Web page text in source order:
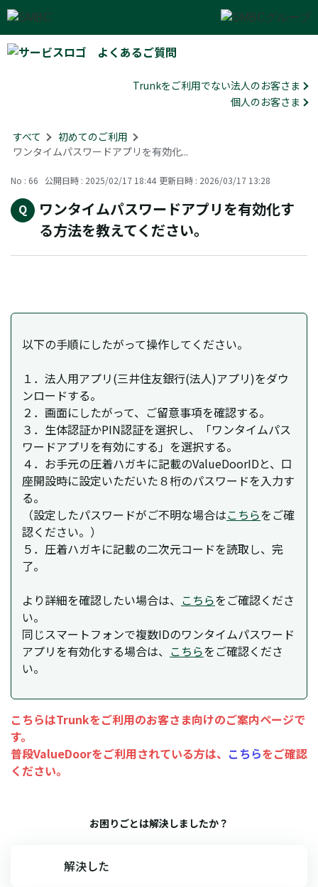
よくあるご質問
Trunkをご利用でない法人のお客さま
個人のお客さま
すべて > 初めてのご利用 >
ワンタイムパスワードアプリを有効化...
No : 66 公開日時 : 2025/02/17 18:44 更新日時 : 2026/03/17 13:28
ワンタイムパスワードアプリを有効化す
る方法を教えてください。
以下の手順にしたがって操作してください。
１．法人用アプリ(三井住友銀行(法人)アプリ)をダウ
ンロードする。
２．画面にしたがって、ご留意事項を確認する。
３．生体認証かPIN認証を選択し、「ワンタイムパス
ワードアプリを有効にする」を選択する。
４．お手元の圧着ハガキに記載のValueDoorIDと、口
座開設時に設定いただいた８桁のパスワードを入力す
る。
（設定したパスワードがご不明な場合はこちらをご確
認ください。）
５．圧着ハガキに記載の二次元コードを読取し、完
了。
より詳細を確認したい場合は、 こちらをご確認くださ
い。
同じスマートフォンで複数IDのワンタイムパスワード
アプリを有効化する場合は、 こちらをご確認くださ
い。
こちらはTrunkをご利用のお客さま向けのご案内ページで
す。
普段ValueDoorをご利用されている方は、 こちらをご確認
ください。
お困りごとは解決しましたか？
解決した